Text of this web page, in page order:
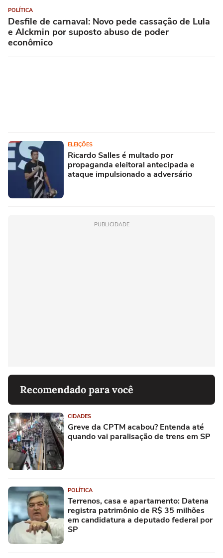
POLÍTICA
Desfile de carnaval: Novo pede cassação de Lula
e Alckmin por suposto abuso de poder
econômico
ELEIÇÕES
Ricardo Salles é multado por
propaganda eleitoral antecipada e
ataque impulsionado a adversário
PUBLICIDADE
Recomendado para você
CIDADES
Greve da CPTM acabou? Entenda até
quando vai paralisação de trens em SP
POLÍTICA
Terrenos, casa e apartamento: Datena
registra patrimônio de R$ 35 milhões
em candidatura a deputado federal por
SP